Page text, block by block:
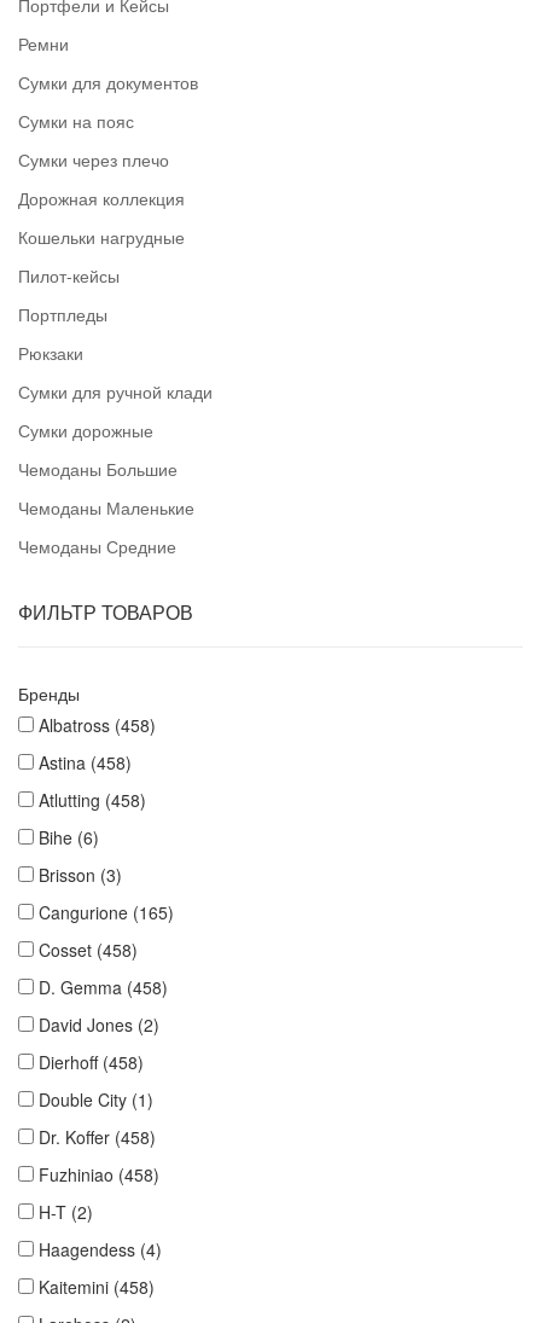
Портфели и Кейсы
Ремни
Сумки для документов
Сумки на пояс
Сумки через плечо
Дорожная коллекция
Кошельки нагрудные
Пилот-кейсы
Портпледы
Рюкзаки
Сумки для ручной клади
Сумки дорожные
Чемоданы Большие
Чемоданы Маленькие
Чемоданы Средние
ФИЛЬТР ТОВАРОВ
Бренды
Albatross (458)
Astina (458)
Atlutting (458)
Bihe (6)
Brisson (3)
Cangurione (165)
Cosset (458)
D. Gemma (458)
David Jones (2)
Dierhoff (458)
Double City (1)
Dr. Koffer (458)
Fuzhiniao (458)
H-T (2)
Haagendess (4)
Kaitemini (458)